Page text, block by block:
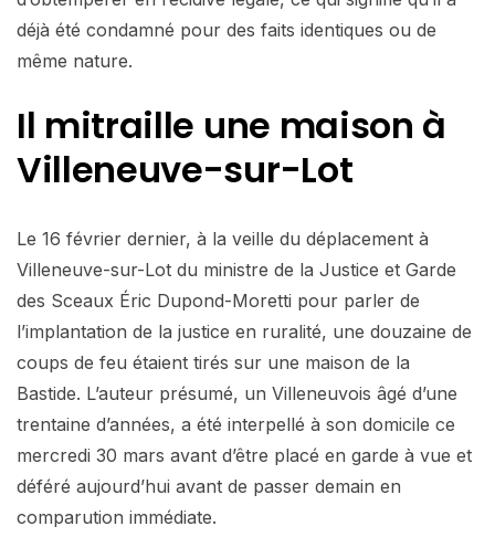
déjà été condamné pour des faits identiques ou de
même nature.
Il mitraille une maison à
Villeneuve-sur-Lot
Le 16 février dernier, à la veille du déplacement à
Villeneuve-sur-Lot du ministre de la Justice et Garde
des Sceaux Éric Dupond-Moretti pour parler de
l’implantation de la justice en ruralité, une douzaine de
coups de feu étaient tirés sur une maison de la
Bastide. L’auteur présumé, un Villeneuvois âgé d’une
trentaine d’années, a été interpellé à son domicile ce
mercredi 30 mars avant d’être placé en garde à vue et
déféré aujourd’hui avant de passer demain en
comparution immédiate.